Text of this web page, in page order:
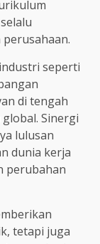
seperti
di tengah
Sinergi
lulusan
dunia kerja
perubahan
tetapi juga